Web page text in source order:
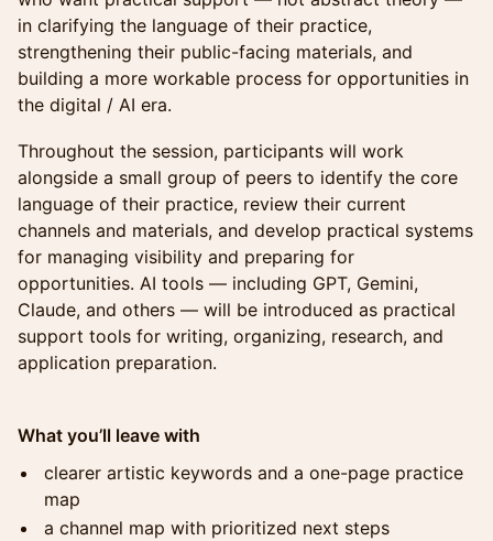
in clarifying the language of their practice,
strengthening their public-facing materials, and
building a more workable process for opportunities in
the digital / AI era.
Throughout the session, participants will work
alongside a small group of peers to identify the core
language of their practice, review their current
channels and materials, and develop practical systems
for managing visibility and preparing for
opportunities. AI tools — including GPT, Gemini,
Claude, and others — will be introduced as practical
support tools for writing, organizing, research, and
application preparation.
What you’ll leave with
clearer artistic keywords and a one-page practice
map
a channel map with prioritized next steps